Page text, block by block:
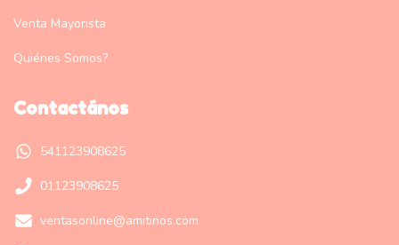
Venta Mayorista
Quiénes Somos?
Contactános
541123908625
01123908625
ventasonline@amitinos.com